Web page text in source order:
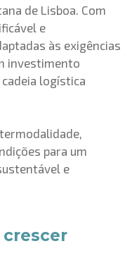
de Lisboa. Com
e
às exigências
investimento
logística
para um
e